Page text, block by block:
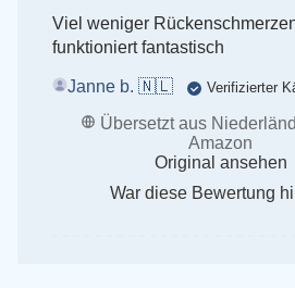
Viel weniger
funktioniert fantastisch
Janne b. 🇳🇱 Verifizierter
Übersetzt aus
Amazon
Original ansehen
War diese Bewertung